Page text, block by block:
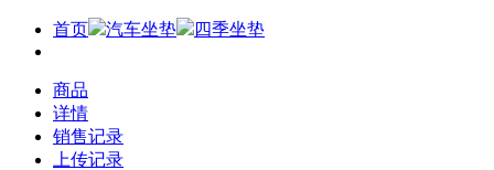
首页 汽车坐垫 四季坐垫
商品
详情
销售记录
上传记录